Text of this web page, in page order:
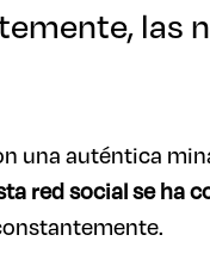
las
una auténtica
red social se ha